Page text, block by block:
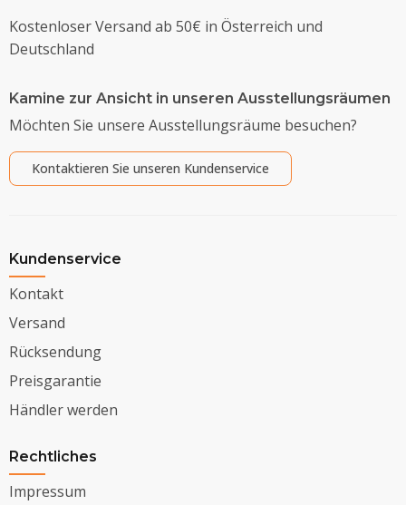
Kostenloser Versand ab 50€ in Österreich und
Deutschland
Kamine zur Ansicht in unseren Ausstellungsräumen
Möchten Sie unsere Ausstellungsräume besuchen?
Kontaktieren Sie unseren Kundenservice
Kundenservice
Kontakt
Versand
Rücksendung
Preisgarantie
Händler werden
Rechtliches
Impressum